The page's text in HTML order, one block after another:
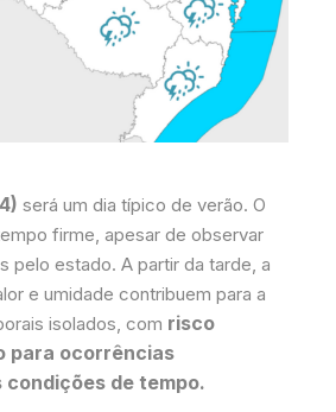
será um dia típico de verão. O
firme, apesar de observar
pelo estado. A partir da tarde, a
e umidade contribuem para a
isolados, com risco
para ocorrências
condições de tempo.